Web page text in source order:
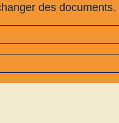
des documents.